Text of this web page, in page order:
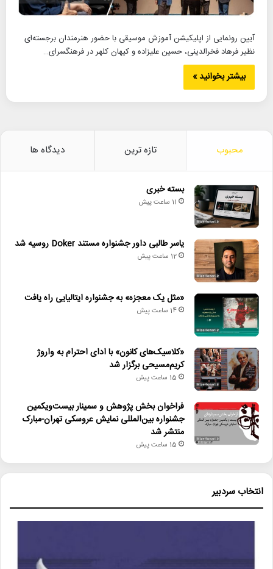
آیین رونمایی از اپلیکیشن آموزش موسیقی با حضور هنرمندان برجسته‌ای
نظیر فرهاد فخرالدینی، حسین علیزاده و کیهان کلهر در فرهنگسرای…
بیشتر بخوانید »
محبوب تازه ترین دیدگاه ها
بسته خبری
11 ساعت پیش
یاسر طالبی داور جشنواره مستند Doker روسیه شد
12 ساعت پیش
«مثل یک معجزه» به جشنواره ایتالیایی راه یافت
14 ساعت پیش
«کلاسیک‌های کانون» با ادای احترام به واروژ
کریم‌مسیحی برگزار شد
15 ساعت پیش
فراخوان بخش پژوهش و سمینار بیست‌ویکمین
جشنواره بین‌المللی نمایش عروسکی تهران-مبارک
منتشر شد
15 ساعت پیش
انتخاب سردبیر